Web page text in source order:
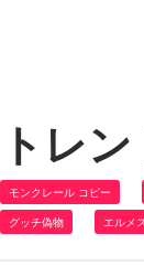
トレ
モンクレール コピー
グッチ偽物 エルメ